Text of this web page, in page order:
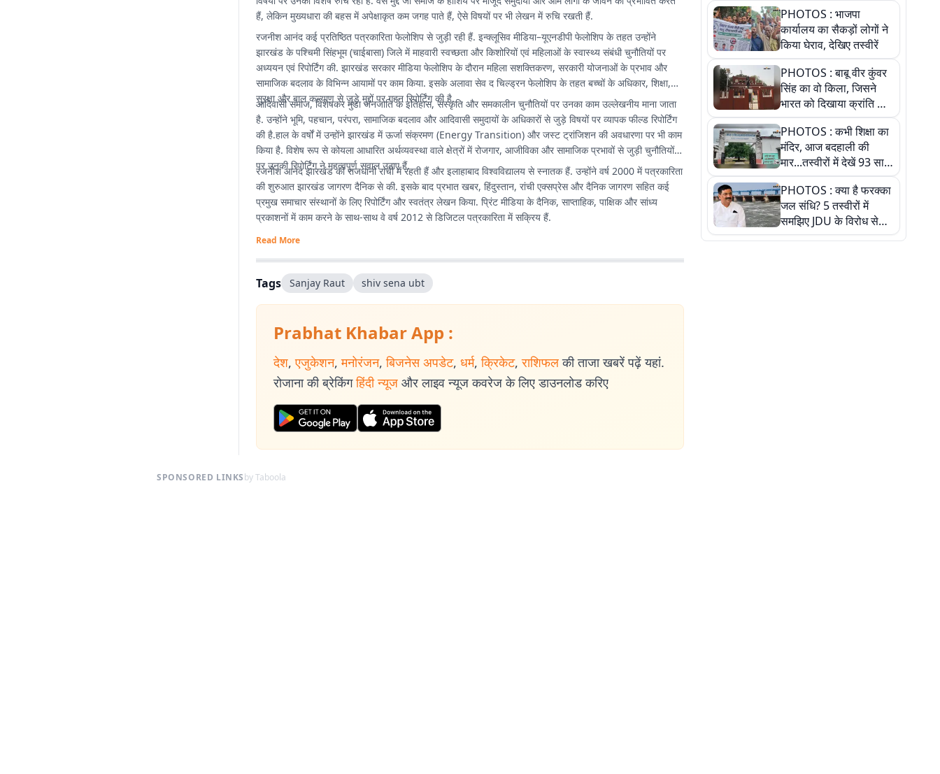
हैं, लेकिन मुख्यधारा की बहस में अपेक्षाकृत कम जगह पाते हैं, ऐसे विषयों पर भी लेखन में रुचि रखती हैं.
रजनीश आनंद कई प्रतिष्ठित पत्रकारिता फेलोशिप से जुड़ी रही हैं. इन्क्लूसिव मीडिया–यूएनडीपी फेलोशिप के तहत उन्होंने
झारखंड के पश्चिमी सिंहभूम (चाईबासा) जिले में माहवारी स्वच्छता और किशोरियों एवं महिलाओं के स्वास्थ्य संबंधी चुनौतियों पर
अध्ययन एवं रिपोर्टिंग की. झारखंड सरकार मीडिया फेलोशिप के दौरान महिला सशक्तिकरण, सरकारी योजनाओं के प्रभाव और
सामाजिक बदलाव के विभिन्न आयामों पर काम किया. इसके अलावा सेव द चिल्ड्रन फेलोशिप के तहत बच्चों के अधिकार, शिक्षा,
सुरक्षा और बाल कल्याण से जुड़े मुद्दों पर गहन रिपोर्टिंग की है.
आदिवासी समाज, विशेषकर मुंडा जनजाति के इतिहास, संस्कृति और समकालीन चुनौतियों पर उनका काम उल्लेखनीय माना जाता
है. उन्होंने भूमि, पहचान, परंपरा, सामाजिक बदलाव और आदिवासी समुदायों के अधिकारों से जुड़े विषयों पर व्यापक फील्ड रिपोर्टिंग
की है.हाल के वर्षों में उन्होंने झारखंड में ऊर्जा संक्रमण (Energy Transition) और जस्ट ट्रांजिशन की अवधारणा पर भी काम
किया है. विशेष रूप से कोयला आधारित अर्थव्यवस्था वाले क्षेत्रों में रोजगार, आजीविका और सामाजिक प्रभावों से जुड़ी चुनौतियों
पर उनकी रिपोर्टिंग ने महत्वपूर्ण सवाल उठाए हैं.
रजनीश आनंद झारखंड की राजधानी रांची में रहती हैं और इलाहाबाद विश्वविद्यालय से स्नातक हैं. उन्होंने वर्ष 2000 में पत्रकारिता
की शुरुआत झारखंड जागरण दैनिक से की. इसके बाद प्रभात खबर, हिंदुस्तान, रांची एक्सप्रेस और दैनिक जागरण सहित कई
प्रमुख समाचार संस्थानों के लिए रिपोर्टिंग और स्वतंत्र लेखन किया. प्रिंट मीडिया के दैनिक, साप्ताहिक, पाक्षिक और सांध्य
प्रकाशनों में काम करने के साथ-साथ वे वर्ष 2012 से डिजिटल पत्रकारिता में सक्रिय हैं.
Read More
Tags Sanjay Raut shiv sena ubt
Prabhat Khabar App :
देश, एजुकेशन, मनोरंजन, बिजनेस अपडेट, धर्म, क्रिकेट, राशिफल की ताजा खबरें पढ़ें यहां.
रोजाना की ब्रेकिंग हिंदी न्यूज और लाइव न्यूज कवरेज के लिए डाउनलोड करिए
PHOTOS : भाजपा
कार्यालय का सैकड़ों लोगों ने
किया घेराव, देखिए तस्वीरें
PHOTOS : बाबू वीर कुंवर
सिंह का वो किला, जिसने
भारत को दिखाया क्रांति का
रास्ता: तस्वीरों में देखिए
PHOTOS : कभी शिक्षा का
मंदिर, आज बदहाली की
मार...तस्वीरों में देखें 93 साल
पुराने इस हाई स्कूल की
हकीकत
PHOTOS : क्या है फरक्का
जल संधि? 5 तस्वीरों में
समझिए JDU के विरोध से
लेकर बिहार पर असर तक
SPONSORED LINKSby Taboola